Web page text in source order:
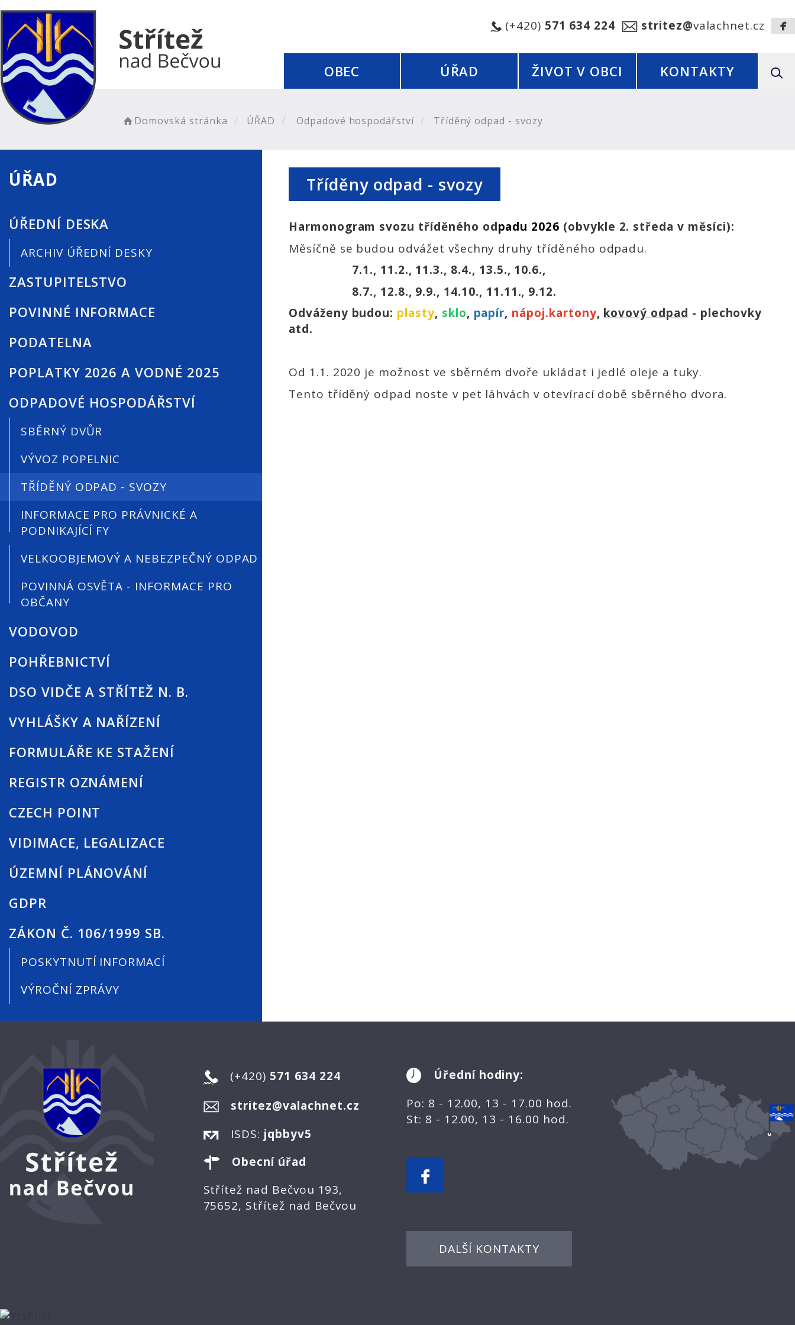
OBEC ÚŘAD ŽIVOT V OBCI KONTAKTY
(+420) 571 634 224 stritez@valachnet.cz
Domovská stránka ÚŘAD Odpadové hospodářství Tříděný odpad - svozy
ÚŘAD
ÚŘEDNÍ DESKA
ARCHIV ÚŘEDNÍ DESKY
ZASTUPITELSTVO
POVINNÉ INFORMACE
PODATELNA
POPLATKY 2026 A VODNÉ 2025
ODPADOVÉ HOSPODÁŘSTVÍ
SBĚRNÝ DVŮR
VÝVOZ POPELNIC
TŘÍDĚNÝ ODPAD - SVOZY
INFORMACE PRO PRÁVNICKÉ A
PODNIKAJÍCÍ FY
VELKOOBJEMOVÝ A NEBEZPEČNÝ ODPAD
POVINNÁ OSVĚTA - INFORMACE PRO
OBČANY
VODOVOD
POHŘEBNICTVÍ
DSO VIDČE A STŘÍTEŽ N. B.
VYHLÁŠKY A NAŘÍZENÍ
FORMULÁŘE KE STAŽENÍ
REGISTR OZNÁMENÍ
CZECH POINT
VIDIMACE, LEGALIZACE
ÚZEMNÍ PLÁNOVÁNÍ
GDPR
ZÁKON Č. 106/1999 SB.
POSKYTNUTÍ INFORMACÍ
VÝROČNÍ ZPRÁVY
Tříděny odpad - svozy
Harmonogram svozu tříděného odpadu 2026 (obvykle 2. středa v měsíci):
Měsíčně se budou odvážet všechny druhy tříděného odpadu.
7.1., 11.2., 11.3., 8.4., 13.5., 10.6.,
8.7., 12.8., 9.9., 14.10., 11.11., 9.12.
Odváženy budou: plasty, sklo, papír, nápoj.kartony, kovový odpad - plechovky
atd.
Od 1.1. 2020 je možnost ve sběrném dvoře ukládat i jedlé oleje a tuky.
Tento tříděný odpad noste v pet láhvách v otevírací době sběrného dvora.
(+420) 571 634 224
stritez@valachnet.cz
ISDS: jqbbyv5
Obecní úřad
Střítež nad Bečvou 193,
75652, Střítež nad Bečvou
Úřední hodiny:
Po: 8 - 12.00, 13 - 17.00 hod.
St: 8 - 12.00, 13 - 16.00 hod.
DALŠÍ KONTAKTY